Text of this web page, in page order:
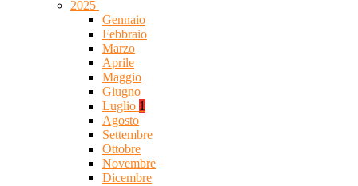
2025
Gennaio
Febbraio
Marzo
Aprile
Maggio
Giugno
Luglio 1
Agosto
Settembre
Ottobre
Novembre
Dicembre